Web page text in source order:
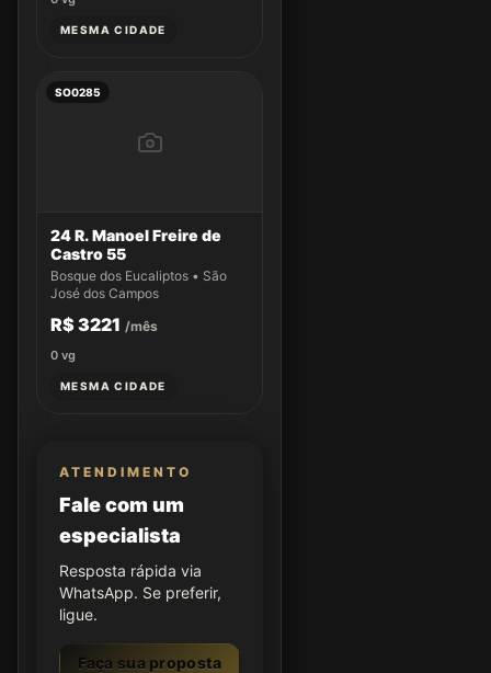
MESMA CIDADE
SO0285
24 R. Manoel Freire de
Castro 55
Bosque dos Eucaliptos • São
José dos Campos
R$ 3221 /mês
0 vg
MESMA CIDADE
ATENDIMENTO
Fale com um
especialista
Resposta rápida via
WhatsApp. Se preferir,
ligue.
Faça sua proposta